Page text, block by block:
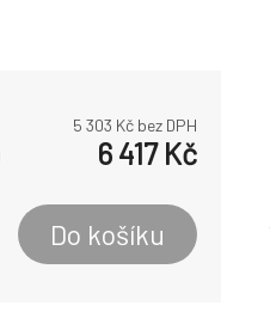
5 303 Kč bez DPH
6 417Kč
Do košíku